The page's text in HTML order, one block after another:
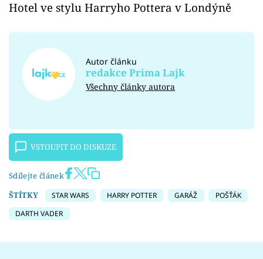
Hotel ve stylu Harryho Pottera v Londýně
Autor článku
redakce Prima Lajk
Všechny články autora
VSTOUPIT DO DISKUZE
Sdílejte článek
ŠTÍTKY
STAR WARS HARRY POTTER GARÁŽ
POŠŤÁK
DARTH VADER